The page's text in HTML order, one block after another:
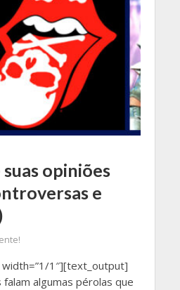
opiniões
e
1″][text_output]
algumas pérolas que